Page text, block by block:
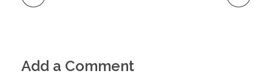
Add a Comment